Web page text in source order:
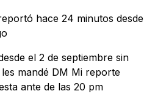
hace 24 minutos desde
el 2 de septiembre sin
mandé DM Mi reporte
ante de las 20 pm